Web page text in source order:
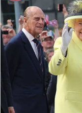
o
w
o
n
X
n
e
m
a